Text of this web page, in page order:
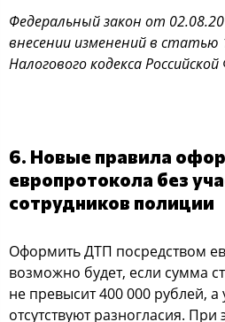
Федеральный закон от
внесении изменений в
Налогового кодекса
6. Новые правила
европротокола без
сотрудников полиции
Оформить ДТП посредством
возможно будет, если сумма
не превысит 400 000 рублей, а
отсутствуют разногласия.